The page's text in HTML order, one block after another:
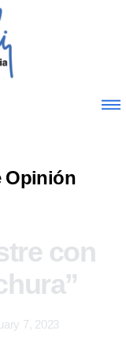
Opinión
con
7, 2023